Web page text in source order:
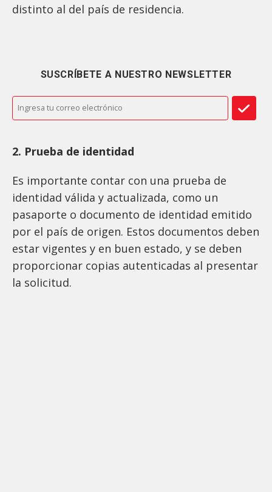
distinto al del país de residencia.
SUSCRÍBETE A NUESTRO NEWSLETTER
2. Prueba de identidad
Es importante contar con una prueba de
identidad válida y actualizada, como un
pasaporte o documento de identidad emitido
por el país de origen. Estos documentos deben
estar vigentes y en buen estado, y se deben
proporcionar copias autenticadas al presentar
la solicitud.